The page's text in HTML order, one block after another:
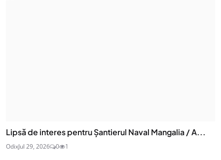
Lipsă de interes pentru Șantierul Naval Mangalia / A...
OdixJul 29, 2026 0 1